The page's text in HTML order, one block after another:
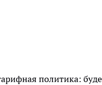
политика: